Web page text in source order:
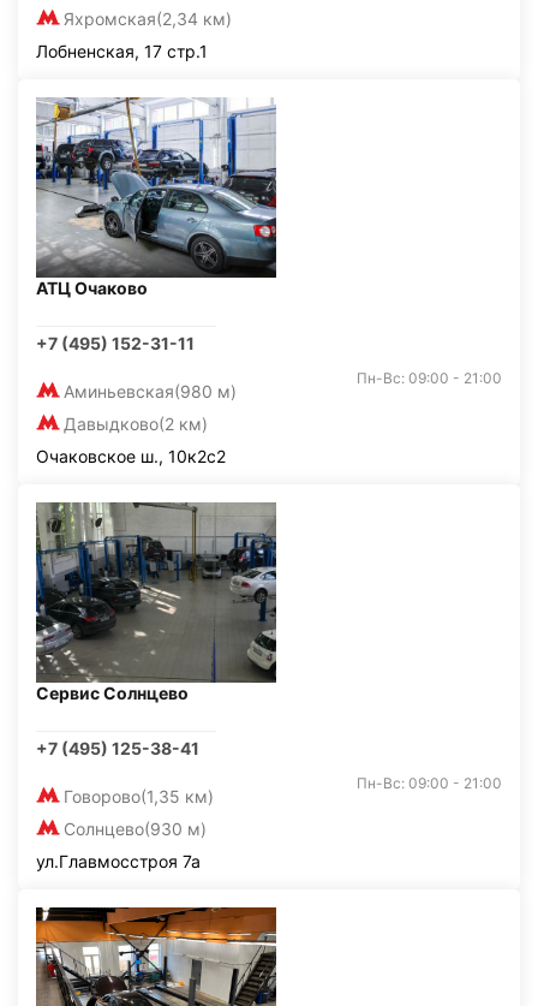
Яхромская(2,34 км)
Лобненская, 17 стр.1
АТЦ Очаково
+7 (495) 152-31-11
Аминьевская(980 м)
Давыдково(2 км)
Пн-Вс: 09:00 - 21:00
Очаковское ш., 10к2с2
Сервис Солнцево
+7 (495) 125-38-41
Говорово(1,35 км)
Солнцево(930 м)
Пн-Вс: 09:00 - 21:00
ул.Главмосстроя 7а